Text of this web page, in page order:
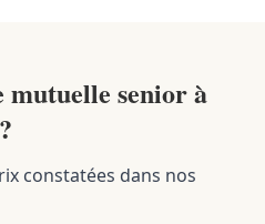
mutuelle senior à
constatées dans nos